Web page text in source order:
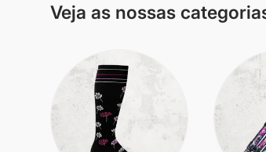
Veja as nossas